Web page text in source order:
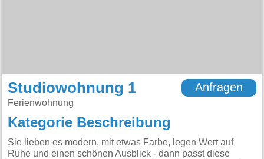
Studiowohnung 1
Ferienwohnung
Anfragen
Kategorie Beschreibung
Sie lieben es modern, mit etwas Farbe, legen Wert auf
Ruhe und einen schönen Ausblick - dann passt diese